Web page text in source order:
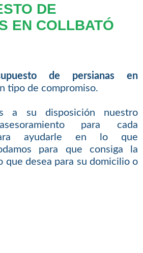
DE
EN COLLBATÓ
de persianas en
tipo de compromiso.
a su disposición nuestro
para cada
ayudarle en lo que
para que consiga la
que desea para su domicilio o